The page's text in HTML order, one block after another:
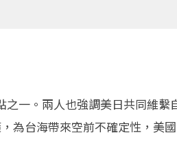
一。兩人也強調美日共同維繫
為台海帶來空前不確定性，美